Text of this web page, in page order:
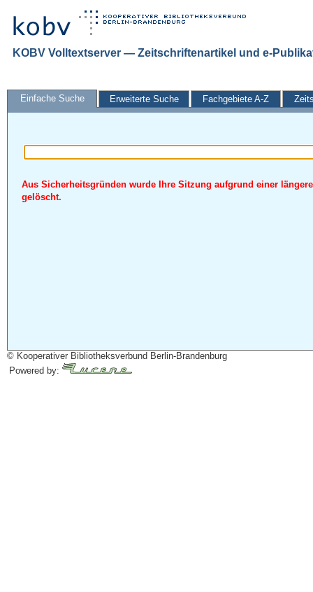
KOBV Volltextserver — Zeitschriftenartikel und e-
Einfache Suche Erweiterte Suche Fachgebiete A-Z
Aus Sicherheitsgründen wurde Ihre Sitzung aufgrund einer
gelöscht.
© Kooperativer Bibliotheksverbund Berlin-Brandenburg
Powered by: